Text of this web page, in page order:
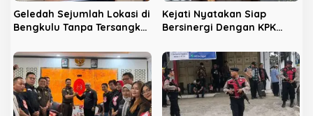
Geledah Sejumlah Lokasi di
Bengkulu Tanpa Tersangka,
Kejati Nyatakan Siap
Bersinergi Dengan KPK
Bengkulu